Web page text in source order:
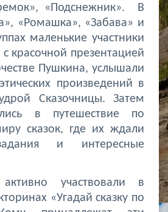
«Подснежник». В
«Ромашка», «Забава» и
маленькие участники
красочной презентацией
Пушкина, услышали
произведений в
Сказочницы. Затем
в путешествие по
сказок, где их ждали
и интересные
участвовали в
«Угадай сказку по